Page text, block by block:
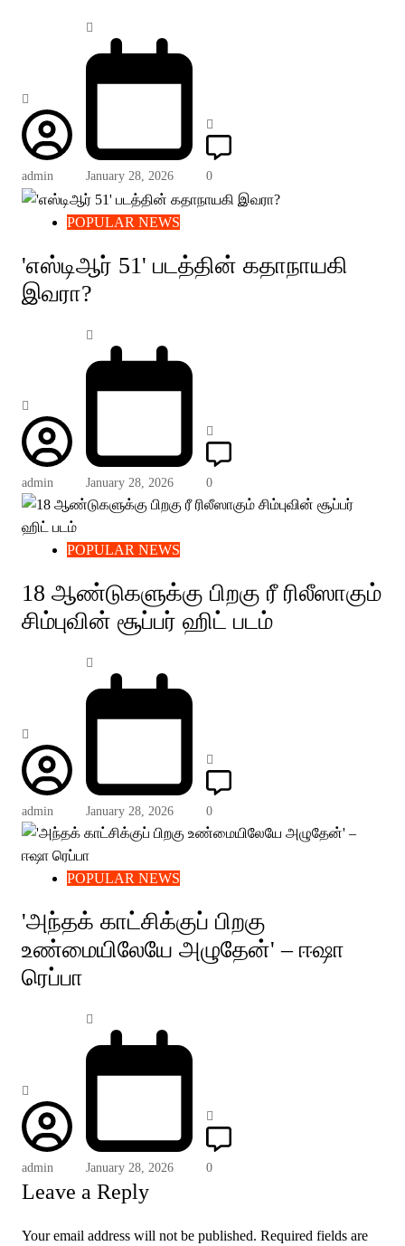
admin January 28, 2026 0
POPULAR NEWS
'எஸ்டிஆர் 51' படத்தின் கதாநாயகி
இவரா?
admin January 28, 2026 0
POPULAR NEWS
18 ஆண்டுகளுக்கு பிறகு ரீ ரிலீஸாகும்
சிம்புவின் சூப்பர் ஹிட் படம்
admin January 28, 2026 0
POPULAR NEWS
'அந்தக் காட்சிக்குப் பிறகு
உண்மையிலேயே அழுதேன்' – ஈஷா
ரெப்பா
admin January 28, 2026 0
Leave a Reply
Your email address will not be published. Required fields are